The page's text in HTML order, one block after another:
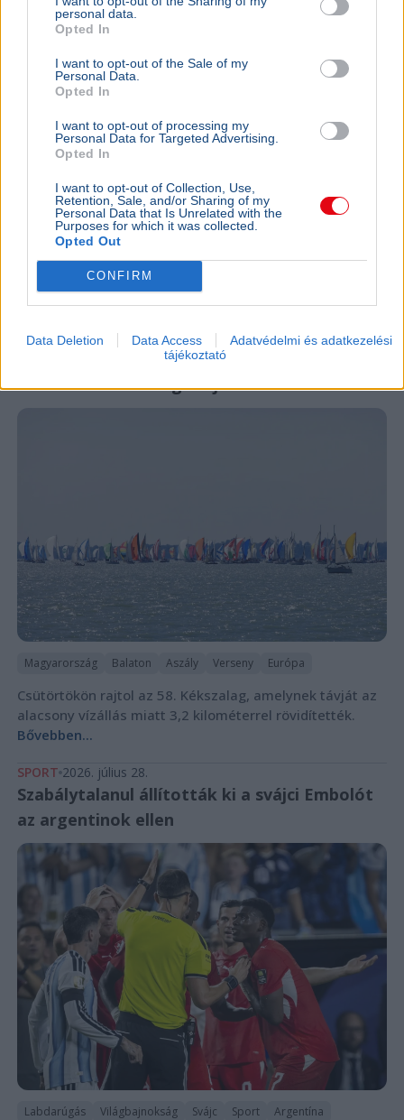
personal data.
Opted In
I want to opt-out of the Sale of my
Personal Data.
Opted In
I want to opt-out of processing my
Personal Data for Targeted Advertising.
Opted In
I want to opt-out of Collection, Use,
Retention, Sale, and/or Sharing of my
Personal Data that Is Unrelated with the
Purposes for which it was collected.
Opted Out
CONFIRM
Data Deletion Data Access
Adatvédelmi és adatkezelési
tájékoztató
A magyar női kardcsapat aranyérmet nyert a hongkongi
vívó-világbajnokságon, a döntőben fordítva győzte le
Kínát.Bővebben...
Ajánljuk még
SPORT 2026. július 29.
Az alacsony vízállás miatt 3,2 kilométerrel
rövidült a Kékszalag távja
Magyarország Balaton Aszály Verseny Európa
Csütörtökön rajtol az 58. Kékszalag, amelynek távját az
alacsony vízállás miatt 3,2 kilométerrel rövidítették.
Bővebben...
SPORT 2026. július 28.
Szabálytalanul állították ki a svájci Embolót
az argentinok ellen
Labdarúgás Világbajnokság Svájc Sport Argentína